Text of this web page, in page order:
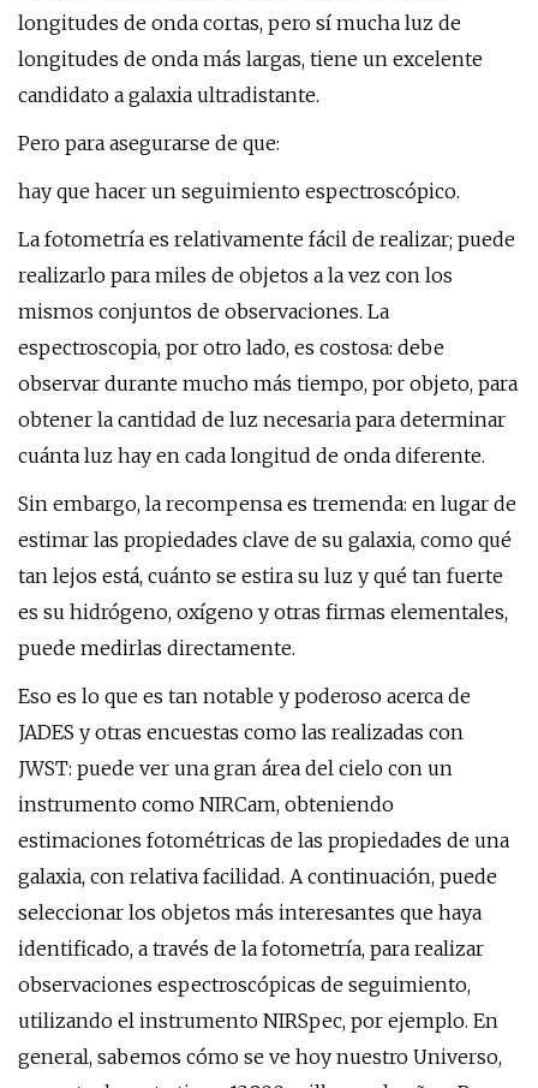
longitudes de onda cortas, pero sí mucha luz de
longitudes de onda más largas, tiene un excelente
candidato a galaxia ultradistante.
Pero para asegurarse de que:
hay que hacer un seguimiento espectroscópico.
La fotometría es relativamente fácil de realizar; puede
realizarlo para miles de objetos a la vez con los
mismos conjuntos de observaciones. La
espectroscopia, por otro lado, es costosa: debe
observar durante mucho más tiempo, por objeto, para
obtener la cantidad de luz necesaria para determinar
cuánta luz hay en cada longitud de onda diferente.
Sin embargo, la recompensa es tremenda: en lugar de
estimar las propiedades clave de su galaxia, como qué
tan lejos está, cuánto se estira su luz y qué tan fuerte
es su hidrógeno, oxígeno y otras firmas elementales,
puede medirlas directamente.
Eso es lo que es tan notable y poderoso acerca de
JADES y otras encuestas como las realizadas con
JWST: puede ver una gran área del cielo con un
instrumento como NIRCam, obteniendo
estimaciones fotométricas de las propiedades de una
galaxia, con relativa facilidad. A continuación, puede
seleccionar los objetos más interesantes que haya
identificado, a través de la fotometría, para realizar
observaciones espectroscópicas de seguimiento,
utilizando el instrumento NIRSpec, por ejemplo. En
general, sabemos cómo se ve hoy nuestro Universo,